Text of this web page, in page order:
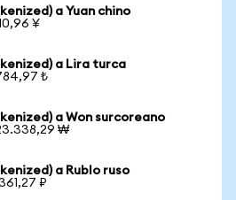
a Yuan chino
¥
a Lira turca
₺
a Won surcoreano
₩
a Rublo ruso
₽